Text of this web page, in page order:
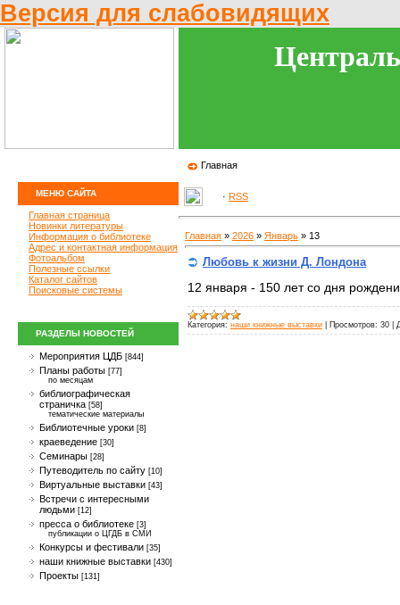
Версия для слабовидящих
Главная
МЕНЮ САЙТА
Главная страница
Новинки литературы
Информация о библиотеке
Адрес и контактная информация
Фотоальбом
Полезные ссылки
Каталог сайтов
Поисковые системы
РАЗДЕЛЫ НОВОСТЕЙ
Мероприятия ЦДБ [844]
Планы работы [77]
по месяцам
библиографическая
страничка [58]
тематические материалы
Библиотечные уроки [8]
краеведение [30]
Семинары [28]
Путеводитель по сайту [10]
Виртуальные выставки [43]
Встречи с интересными
людьми [12]
пресса о библиотеке [3]
публикации о ЦГДБ в СМИ
Конкурсы и фестивали [35]
наши книжные выставки [430]
Проекты [131]
· RSS
Главная » 2026 » Январь » 13
Любовь к жизни Д. Лондона
12 января - 150 лет со дня
Категория: наши книжные выставки Просмотров: 30